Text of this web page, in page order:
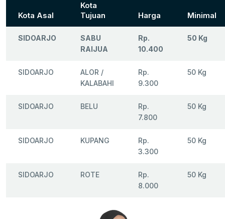
Kota Asal
Kota
Tujuan
Harga Minimal
SIDOARJO
SABU
RAIJUA
Rp.
10.400
50 Kg
SIDOARJO
ALOR /
KALABAHI
Rp.
9.300
50 Kg
SIDOARJO BELU
Rp.
7.800
50 Kg
SIDOARJO KUPANG
Rp.
3.300
50 Kg
SIDOARJO ROTE
Rp.
8.000
50 Kg